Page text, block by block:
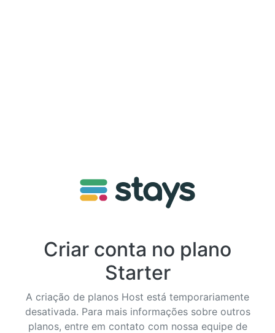
Criar conta no plano
Starter
A criação de planos Host está temporariamente
desativada. Para mais informações sobre outros
planos, entre em contato com nossa equipe de